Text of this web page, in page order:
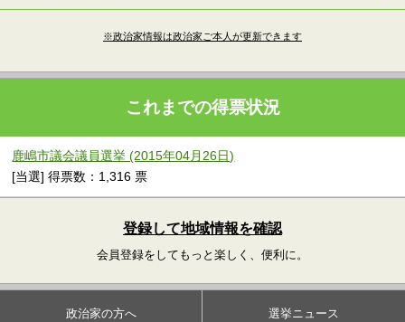
※政治家情報は政治家ご本人が更新できます
これまでの得票状況
鹿嶋市議会議員選挙 (2015年04月26日)
[当選] 得票数：1,316 票
登録して地域情報を確認
会員登録をしてもっと楽しく、便利に。
政治家の方へ 選挙ニュース